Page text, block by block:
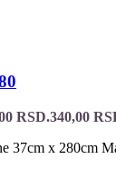
RSD.340,00
37cm x 280cm